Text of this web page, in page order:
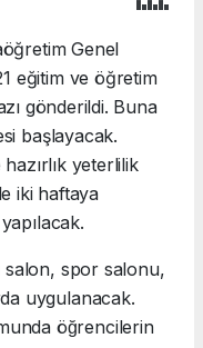
Genel
eğitim ve öğretim
gönderildi. Buna
başlayacak.
yeterlilik
iki haftaya
salon, spor salonu,
uygulanacak.
öğrencilerin